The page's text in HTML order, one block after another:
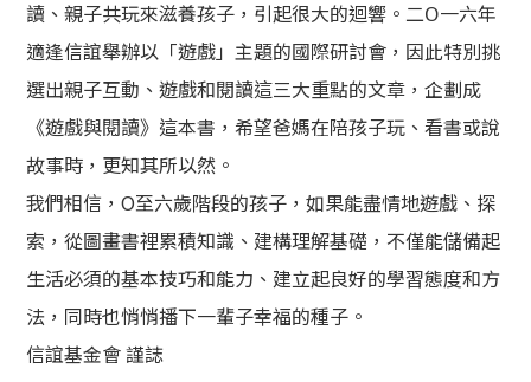
讀、親子共玩來滋養孩子，引起很大的迴響。二Ο一六年
適逢信誼舉辦以「遊戲」主題的國際研討會，因此特別挑
選出親子互動、遊戲和閱讀這三大重點的文章，企劃成
《遊戲與閱讀》這本書，希望爸媽在陪孩子玩、看書或說
故事時，更知其所以然。
我們相信，О至六歲階段的孩子，如果能盡情地遊戲、探
索，從圖畫書裡累積知識、建構理解基礎，不僅能儲備起
生活必須的基本技巧和能力、建立起良好的學習態度和方
法，同時也悄悄播下一輩子幸福的種子。
信誼基金會 謹誌